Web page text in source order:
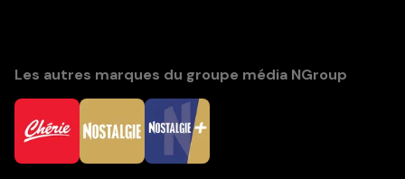
Les autres marques du groupe média NGroup